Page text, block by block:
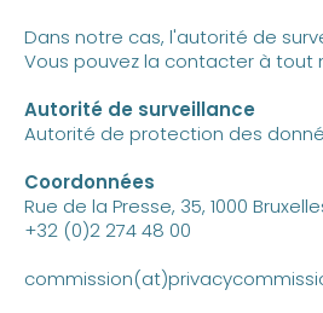
Dans notre cas, l'autorité de
Vous pouvez la contacter à tout
Autorité de surveillance
Autorité de protection des
Coordonnées
Rue de la Presse, 35, 1000
+32 (0)2 274 48 00